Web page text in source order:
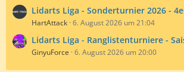
Lidarts Liga - Sonderturnier 2026 -
HartAttack 6. August 2026 um 21:04
Lidarts Liga - Ranglistenturniere -
GinyuForce 6. August 2026 um 20:00